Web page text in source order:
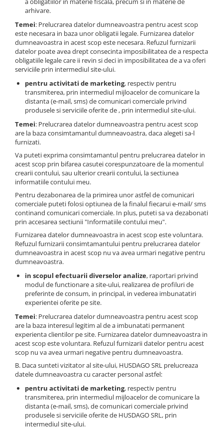
arhivare.
Temei: Prelucrarea datelor dumneavoastra pentru acest scop
este necesara in baza unor obligatii legale. Furnizarea datelor
dumneavoastra in acest scop este necesara. Refuzul furnizarii
datelor poate avea drept consecinta imposibilitatea de a respecta
obligatiile legale care ii revin si deci in imposibilitatea de a va oferi
serviciile prin intermediul site-ului.
pentru activitati de marketing, respectiv pentru
transmiterea, prin intermediul mijloacelor de comunicare la
distanta (e-mail, sms) de comunicari comerciale privind
produsele si serviciile oferite de , prin intermediul site-ului.
Temei: Prelucrarea datelor dumneavoastra pentru acest scop
are la baza consimtamantul dumneavoastra, daca alegeti sa-l
furnizati.
Va puteti exprima consimtamantul pentru prelucrarea datelor in
acest scop prin bifarea casutei corespunzatoare de la momentul
crearii contului, sau ulterior crearii contului, la sectiunea
informatiile contului meu.
Pentru dezabonarea de la primirea unor astfel de comunicari
comerciale puteti folosi optiunea de la finalul fiecarui e-mail/ sms
continand comunicari comerciale. In plus, puteti sa va dezabonati
prin accesarea sectiunii "Informatiile contului meu".
Furnizarea datelor dumneavoastra in acest scop este voluntara.
Refuzul furnizarii consimtamantului pentru prelucrarea datelor
dumneavoastra in acest scop nu va avea urmari negative pentru
dumneavoastra.
in scopul efectuarii diverselor analize, raportari privind
modul de functionare a site-ului, realizarea de profiluri de
preferinte de consum, in principal, in vederea imbunatatiri
experientei oferite pe site.
Temei: Prelucrarea datelor dumneavoastra pentru acest scop
are la baza interesul legitim al de a imbunatati permanent
experienta clientilor pe site. Furnizarea datelor dumneavoastra in
acest scop este voluntara. Refuzul furnizarii datelor pentru acest
scop nu va avea urmari negative pentru dumneavoastra.
B. Daca sunteti vizitator al site-ului, HUSDAGO SRL prelucreaza
datele dumneavoastra cu caracter personal astfel:
pentru activitati de marketing, respectiv pentru
transmiterea, prin intermediul mijloacelor de comunicare la
distanta (e-mail, sms), de comunicari comerciale privind
produsele si serviciile oferite de HUSDAGO SRL, prin
intermediul site-ului.